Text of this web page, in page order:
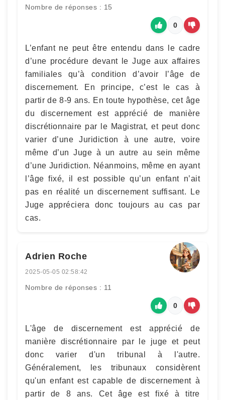
Nombre de réponses : 15
0
L’enfant ne peut être entendu dans le cadre
d’une procédure devant le Juge aux affaires
familiales qu’à condition d’avoir l’âge de
discernement. En principe, c’est le cas à
partir de 8-9 ans. En toute hypothèse, cet âge
du discernement est apprécié de manière
discrétionnaire par le Magistrat, et peut donc
varier d’une Juridiction à une autre, voire
même d’un Juge à un autre au sein même
d’une Juridiction. Néanmoins, même en ayant
l’âge fixé, il est possible qu’un enfant n’ait
pas en réalité un discernement suffisant. Le
Juge appréciera donc toujours au cas par
cas.
Adrien Roche
2025-05-05 02:58:42
Nombre de réponses : 11
0
L'âge de discernement est apprécié de
manière discrétionnaire par le juge et peut
donc varier d'un tribunal à l'autre.
Généralement, les tribunaux considèrent
qu'un enfant est capable de discernement à
partir de 8 ans. Cet âge est fixé à titre